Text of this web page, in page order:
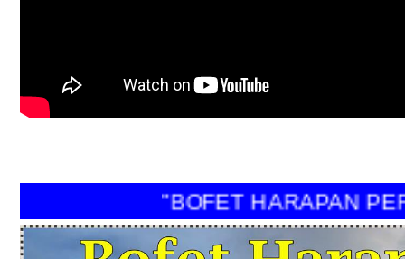
"BOFET HARAPAN PERI"